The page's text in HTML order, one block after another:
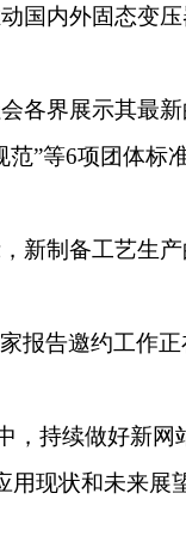
国内外固态变
各界展示其最新
”等6项团体标
新制备工艺生
报告邀约工作正
，持续做好新网
用现状和未来展